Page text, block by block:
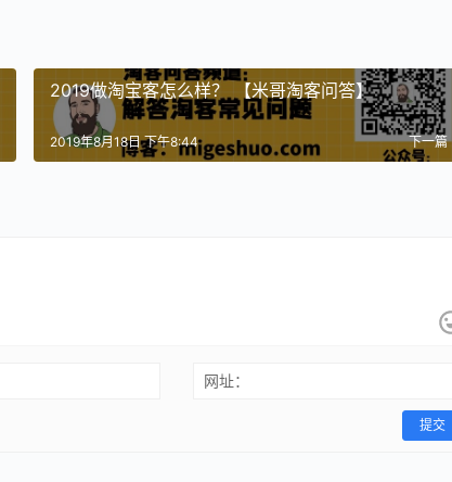
2019做淘宝客怎么样？ 【米哥淘客问答】
下一篇
2019年8月18日 下午8:44
网址：
提交